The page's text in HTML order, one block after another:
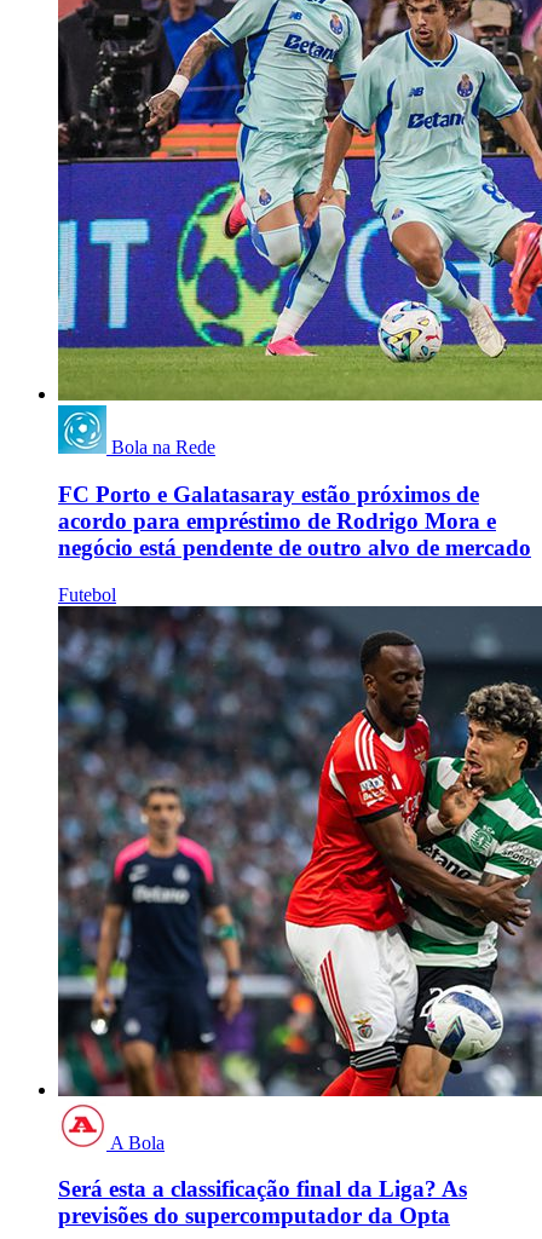
Bola na Rede
FC Porto e Galatasaray estão próximos de
acordo para empréstimo de Rodrigo Mora e
negócio está pendente de outro alvo de mercado
Futebol
A Bola
Será esta a classificação final da Liga? As
previsões do supercomputador da Opta